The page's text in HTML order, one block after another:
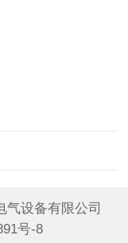
气设备有限公司
号-8